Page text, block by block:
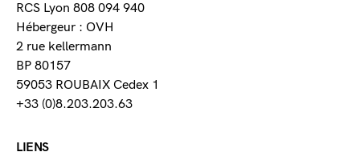
RCS Lyon 808 094 940
Hébergeur : OVH
2 rue kellermann
BP 80157
59053 ROUBAIX Cedex 1
+33 (0)8.203.203.63
LIENS